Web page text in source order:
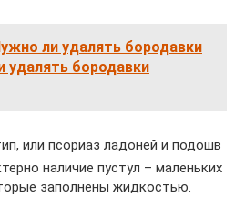
ли удалять бородавки
удалять бородавки
или псориаз ладоней и подошв
наличие пустул – маленьких
заполнены жидкостью.